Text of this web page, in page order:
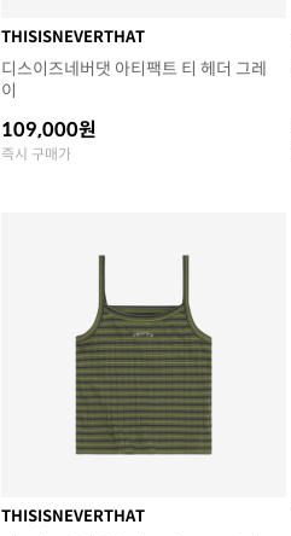
THISISNEVERTHAT
디스이즈네버댓 아티팩트 티 헤더 그레
이
109,000원
즉시 구매가
THISISNEVERTHAT